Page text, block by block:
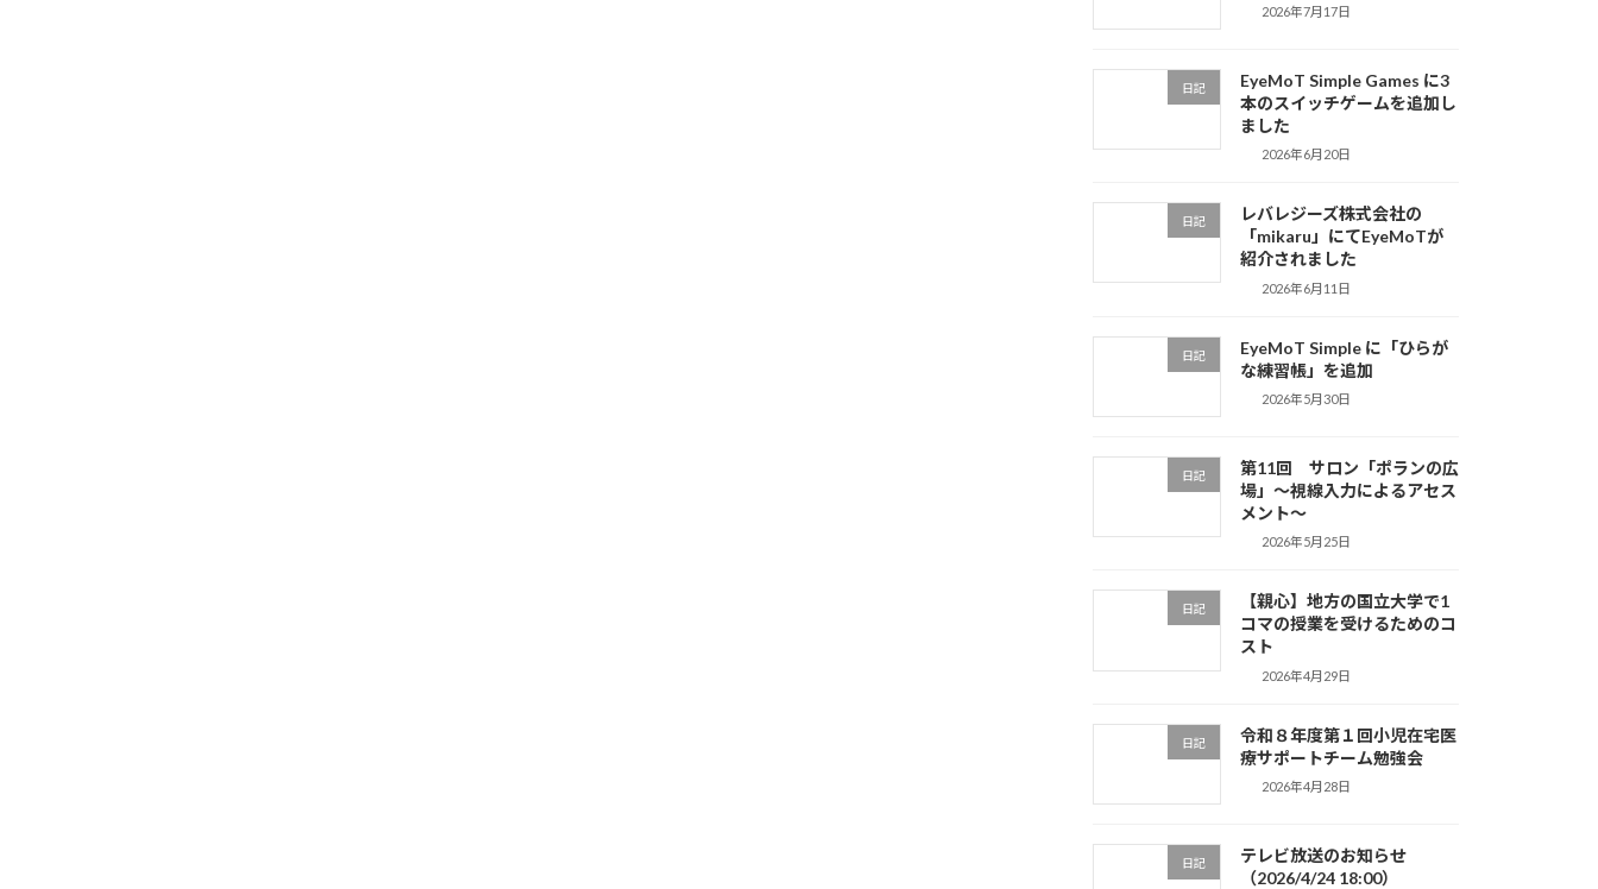
2026年7月17日
日記
EyeMoT Simple Games に3
本のスイッチゲームを追加し
ました
2026年6月20日
日記
レバレジーズ株式会社の
「mikaru」にてEyeMoTが
紹介されました
2026年6月11日
日記
EyeMoT Simple に「ひらが
な練習帳」を追加
2026年5月30日
日記
第11回 サロン「ポランの広
場」〜視線入力によるアセス
メント〜
2026年5月25日
日記
【親心】地方の国立大学で1
コマの授業を受けるためのコ
スト
2026年4月29日
日記
令和８年度第１回小児在宅医
療サポートチーム勉強会
2026年4月28日
日記
テレビ放送のお知らせ
（2026/4/24 18:00）